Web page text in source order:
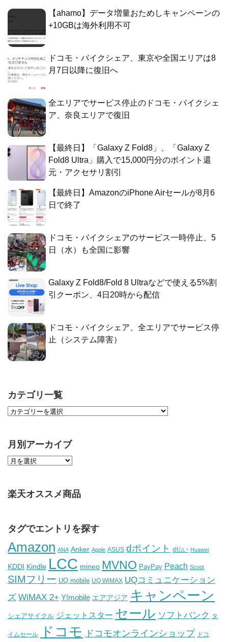
【ahamo】データ増量おためしキャンペーンの
+10GBは海外利用不可
ドコモ・バイクシェア、東京や全国エリアは8
月7日以降に復旧へ
全エリアでサービス停止のドコモ・バイクシェ
ア、奈良エリアで復旧
【最終日】「Galaxy Z Fold8」、「Galaxy Z
Fold8 Ultra」購入で15,000円分のポイント還
元・アクセサリ割引
【最終日】AmazonのiPhone Airセールが8月6
日で終了
ドコモ・バイクシェアのサービス一時停止、5
日（水）も全国に影響
Galaxy Z Fold8/Fold 8 Ultraなどで使える5%割
引クーポン、4日20時から配信
ドコモ・バイクシェア、全エリアでサービス停
止（システム障害）
カテゴリ一覧
月別アーカイブ
楽天オススメ商品
タグでエントリを探す
Amazon ANA Anker Apple ASUS dポイント d払い Huawei
KDDI Kindle LCC mineo MVNO PayPay Peach Scoot
SIMフリー UQ mobile UQ WiMAX UQコミュニケーション
ズ WiMAX 2+ Y!mobile エアアジア キャンペーン
シェアサイクル ジェットスター セール ソフトバンク タ
イムセール ドコモ ドコモオンラインショップ ドコ